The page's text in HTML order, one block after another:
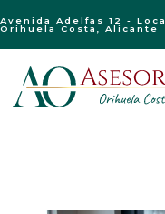
Avenida Adelfas 12 -
Orihuela Costa, Alicante